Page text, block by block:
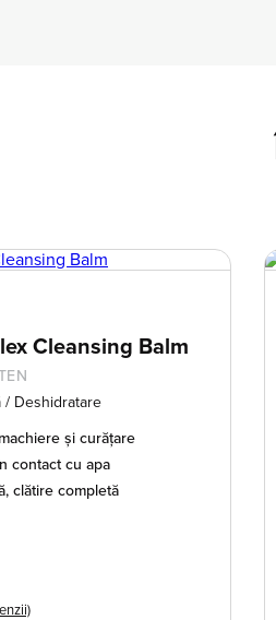
Cleansing Balm
/ Deshidratare
și curățare
contact cu apa
clătire completă